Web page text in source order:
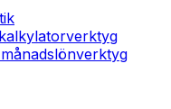
verktyg
verktyg